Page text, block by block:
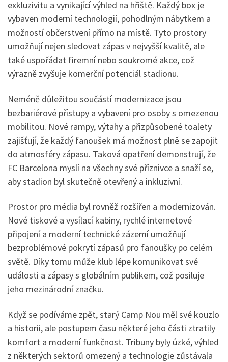
exkluzivitu a vynikající výhled na hřiště. Každý box je
vybaven moderní technologií, pohodlným nábytkem a
možností občerstvení přímo na místě. Tyto prostory
umožňují nejen sledovat zápas v nejvyšší kvalitě, ale
také uspořádat firemní nebo soukromé akce, což
výrazně zvyšuje komerční potenciál stadionu.
Neméně důležitou součástí modernizace jsou
bezbariérové přístupy a vybavení pro osoby s omezenou
mobilitou. Nové rampy, výtahy a přizpůsobené toalety
zajišťují, že každý fanoušek má možnost plně se zapojit
do atmosféry zápasu. Taková opatření demonstrují, že
FC Barcelona myslí na všechny své příznivce a snaží se,
aby stadion byl skutečně otevřený a inkluzivní.
Prostor pro média byl rovněž rozšířen a modernizován.
Nové tiskové a vysílací kabiny, rychlé internetové
připojení a moderní technické zázemí umožňují
bezproblémové pokrytí zápasů pro fanoušky po celém
světě. Díky tomu může klub lépe komunikovat své
události a zápasy s globálním publikem, což posiluje
jeho mezinárodní značku.
Když se podíváme zpět, starý Camp Nou měl své kouzlo
a historii, ale postupem času některé jeho části ztratily
komfort a moderní funkčnost. Tribuny byly úzké, výhled
z některých sektorů omezený a technologie zůstávala